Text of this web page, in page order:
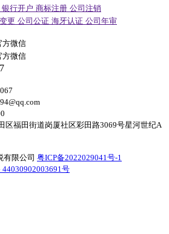
银行开户 商标注册 公司注销
更 公司公证 海牙认证 公司年审
方微信
方微信
区福田街道岗厦社区彩田路3069号星河世纪A
有限公司 粤ICP备2022029041号-1
号